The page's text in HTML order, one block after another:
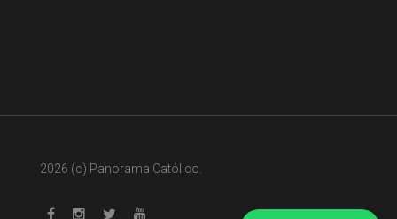
2026 (c) Panorama Católico.